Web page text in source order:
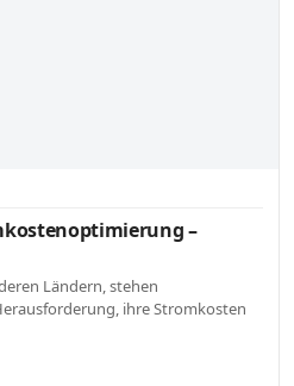
–
Ländern, stehen
ihre Stromkosten